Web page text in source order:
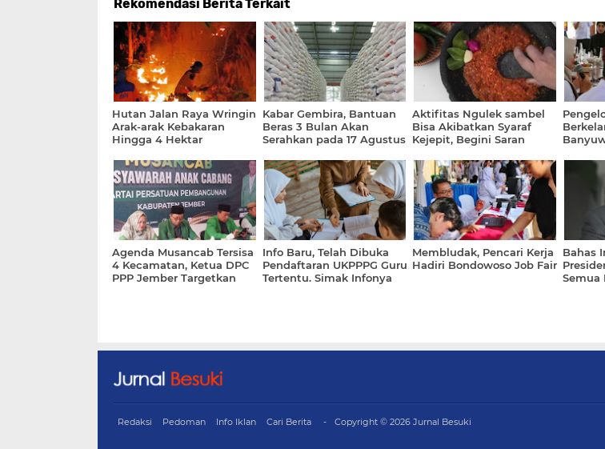
Rekomendasi Berita Terkait
Hutan Jalan Raya Wringin
Arak-arak Kebakaran
Hingga 4 Hektar
Kabar Gembira, Bantuan
Beras 3 Bulan Akan
Serahkan pada 17 Agustus
Aktifitas Ngulek sambel
Bisa Akibatkan Syaraf
Kejepit, Begini Saran
Agenda Musancab Tersisa
4 Kecamatan, Ketua DPC
PPP Jember Targetkan
Info Baru, Telah Dibuka
Pendaftaran UKPPPG Guru
Tertentu. Simak Infonya
Membludak, Pencari Kerja
Hadiri Bondowoso Job Fair
Bahas
Semua
Redaksi Pedoman Info Iklan Cari Berita Copyright © 2026 Jurnal Besuki